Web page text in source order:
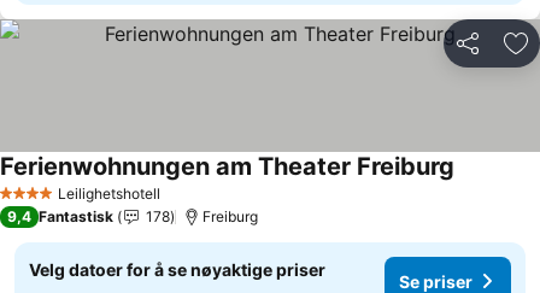
Del
4 StjernerLeilighetshotell
Ferienwohnungen am Theater Freiburg
9,4 Fantastisk 178 Freiburg
Velg datoer for å se nøyaktige priser
Se priser